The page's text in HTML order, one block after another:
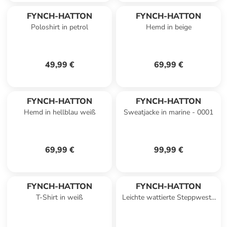
FYNCH-HATTON
Poloshirt in petrol
49,99 €
FYNCH-HATTON
Hemd in beige
69,99 €
FYNCH-HATTON
Hemd in hellblau weiß
69,99 €
FYNCH-HATTON
Sweatjacke in marine - 0001
99,99 €
FYNCH-HATTON
T-Shirt in weiß
FYNCH-HATTON
Leichte wattierte Steppweste